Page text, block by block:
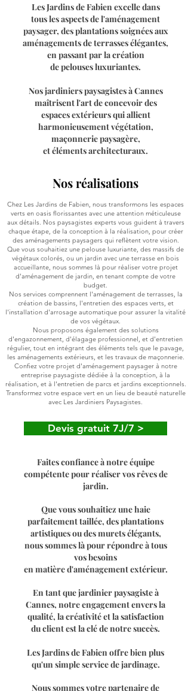
Les Jardins de Fabien excelle dans
tous les aspects de l'aménagement
paysager, des plantations soignées aux
aménagements de terrasses élégantes,
en passant par la création
de pelouses luxuriantes.
Nos jardiniers paysagistes à Cannes
maîtrisent l'art de concevoir des
espaces extérieurs qui allient
harmonieusement végétation,
maçonnerie paysagère,
et éléments architecturaux.
Nos réalisations
Chez Les Jardins de Fabien, nous transformons les espaces
verts en oasis florissantes avec une attention méticuleuse
aux détails. Nos paysagistes experts vous guident à travers
chaque étape, de la conception à la réalisation, pour créer
des aménagements paysagers qui reflètent votre vision.
Que vous souhaitiez une pelouse luxuriante, des massifs de
végétaux colorés, ou un jardin avec une terrasse en bois
accueillante, nous sommes là pour réaliser votre projet
d'aménagement de jardin, en tenant compte de votre
budget.
Nos services comprennent l'aménagement de terrasses, la
création de bassins, l'entretien des espaces verts, et
l'installation d'arrosage automatique pour assurer la vitalité
de vos végétaux.
Nous proposons également des solutions
d'engazonnement, d'élagage professionnel, et d'entretien
régulier, tout en intégrant des éléments tels que le pavage,
les aménagements extérieurs, et les travaux de maçonnerie.
Confiez votre projet d'aménagement paysager à notre
entreprise paysagiste dédiée à la conception, à la
réalisation, et à l'entretien de parcs et jardins exceptionnels.
Transformez votre espace vert en un lieu de beauté naturelle
avec Les Jardiniers Paysagistes.
Devis gratuit 7J/7 >
Faites confiance à notre équipe
compétente pour réaliser vos rêves de
jardin.
Que vous souhaitiez une haie
parfaitement taillée, des plantations
artistiques ou des murets élégants,
nous sommes là pour répondre à tous
vos besoins
en matière d'aménagement extérieur.
En tant que jardinier paysagiste à
Cannes, notre engagement envers la
qualité, la créativité et la satisfaction
du client est la clé de notre succès.
Les Jardins de Fabien offre bien plus
qu'un simple service de jardinage.
Nous sommes votre partenaire de